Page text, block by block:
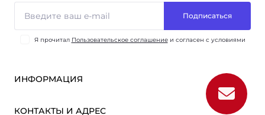
Подписаться
Я прочитал Пользовательское соглашениеи согласен с условиями
ИНФОРМАЦИЯ
КОНТАКТЫ И АДРЕС